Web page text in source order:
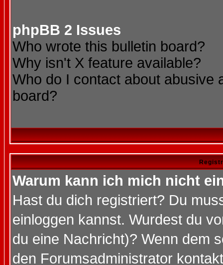
phpBB 2 Issues
Who wrote this bulletin board?
Why isn't X feature available?
Who do I contact about abusive
board?
Warum kann ich mich nicht
Hast du dich registriert? Du
einloggen kannst. Wurdest du
du eine Nachricht)? Wenn dem
den Forumsadministrator